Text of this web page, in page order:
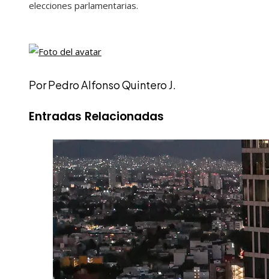
elecciones parlamentarias.
Por Pedro Alfonso Quintero J.
Entradas Relacionadas